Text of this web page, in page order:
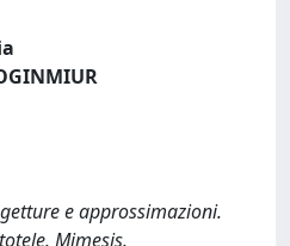
e approssimazioni.
Mimesis.